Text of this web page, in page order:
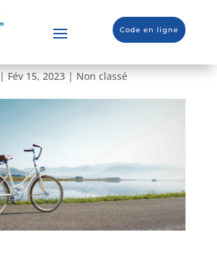
Code en ligne
entre ASSR
Fév 15, 2023| Non classé